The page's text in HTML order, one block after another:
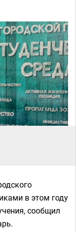
в этом году
сообщил